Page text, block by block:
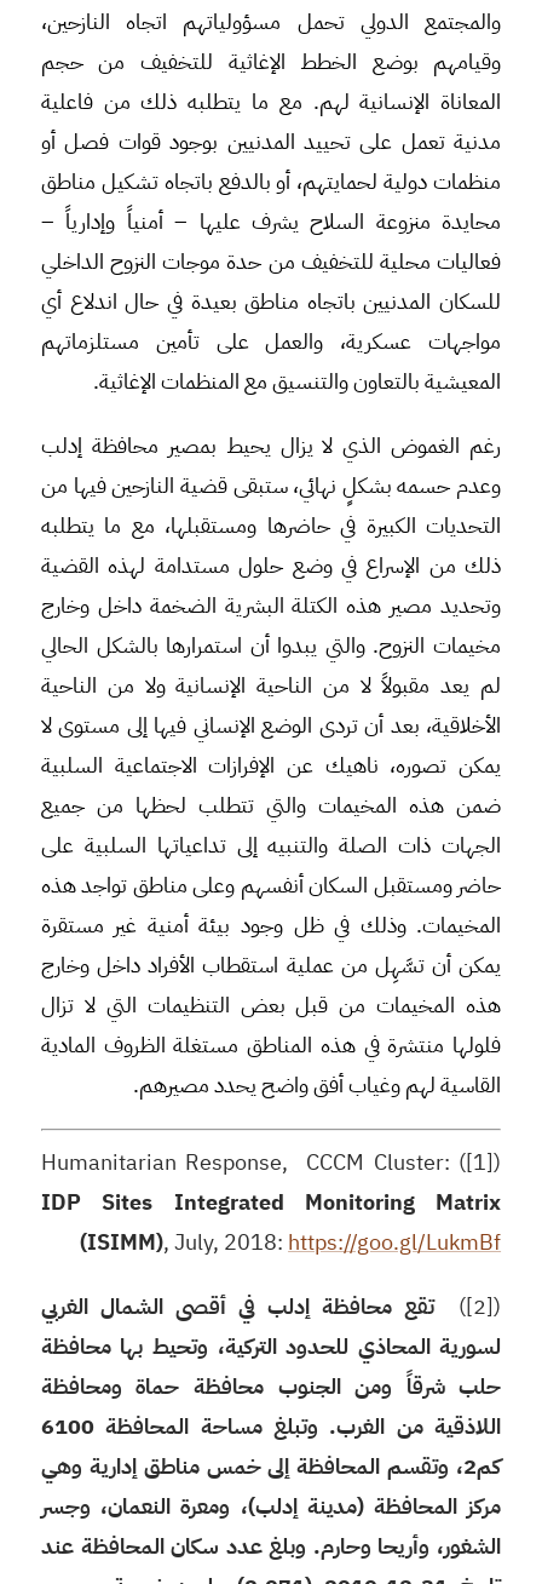
والمجتمع الدولي تحمل مسؤولياتهم اتجاه النازحين،
وقيامهم بوضع الخطط الإغاثية للتخفيف من حجم
المعاناة الإنسانية لهم. مع ما يتطلبه ذلك من فاعلية
مدنية تعمل على تحييد المدنيين بوجود قوات فصل أو
منظمات دولية لحمايتهم، أو بالدفع باتجاه تشكيل مناطق
محايدة منزوعة السلاح يشرف عليها – أمنياً وإدارياً –
فعاليات محلية للتخفيف من حدة موجات النزوح الداخلي
للسكان المدنيين باتجاه مناطق بعيدة في حال اندلاع أي
مواجهات عسكرية، والعمل على تأمين مستلزماتهم
المعيشية بالتعاون والتنسيق مع المنظمات الإغاثية.
رغم الغموض الذي لا يزال يحيط بمصير محافظة إدلب
وعدم حسمه بشكلٍ نهائي، ستبقى قضية النازحين فيها من
التحديات الكبيرة في حاضرها ومستقبلها، مع ما يتطلبه
ذلك من الإسراع في وضع حلول مستدامة لهذه القضية
وتحديد مصير هذه الكتلة البشرية الضخمة داخل وخارج
مخيمات النزوح. والتي يبدوا أن استمرارها بالشكل الحالي
لم يعد مقبولاً لا من الناحية الإنسانية ولا من الناحية
الأخلاقية، بعد أن تردى الوضع الإنساني فيها إلى مستوى لا
يمكن تصوره، ناهيك عن الإفرازات الاجتماعية السلبية
ضمن هذه المخيمات والتي تتطلب لحظها من جميع
الجهات ذات الصلة والتنبيه إلى تداعياتها السلبية على
حاضر ومستقبل السكان أنفسهم وعلى مناطق تواجد هذه
المخيمات. وذلك في ظل وجود بيئة أمنية غير مستقرة
يمكن أن تسَّهِل من عملية استقطاب الأفراد داخل وخارج
هذه المخيمات من قبل بعض التنظيمات التي لا تزال
فلولها منتشرة في هذه المناطق مستغلة الظروف المادية
القاسية لهم وغياب أفق واضح يحدد مصيرهم.
([1]) Humanitarian Response, CCCM Cluster:
IDP Sites Integrated Monitoring Matrix
(ISIMM), July, 2018: https://goo.gl/LukmBf
([2])
تقع محافظة إدلب في أقصى الشمال الغربي
لسورية المحاذي للحدود التركية، وتحيط بها محافظة
حلب شرقاً ومن الجنوب محافظة حماة ومحافظة
اللاذقية من الغرب. وتبلغ مساحة المحافظة 6100
كم2، وتقسم المحافظة إلى خمس مناطق إدارية وهي
مركز المحافظة (مدينة إدلب)، ومعرة النعمان، وجسر
الشغور، وأريحا وحارم. وبلغ عدد سكان المحافظة عند